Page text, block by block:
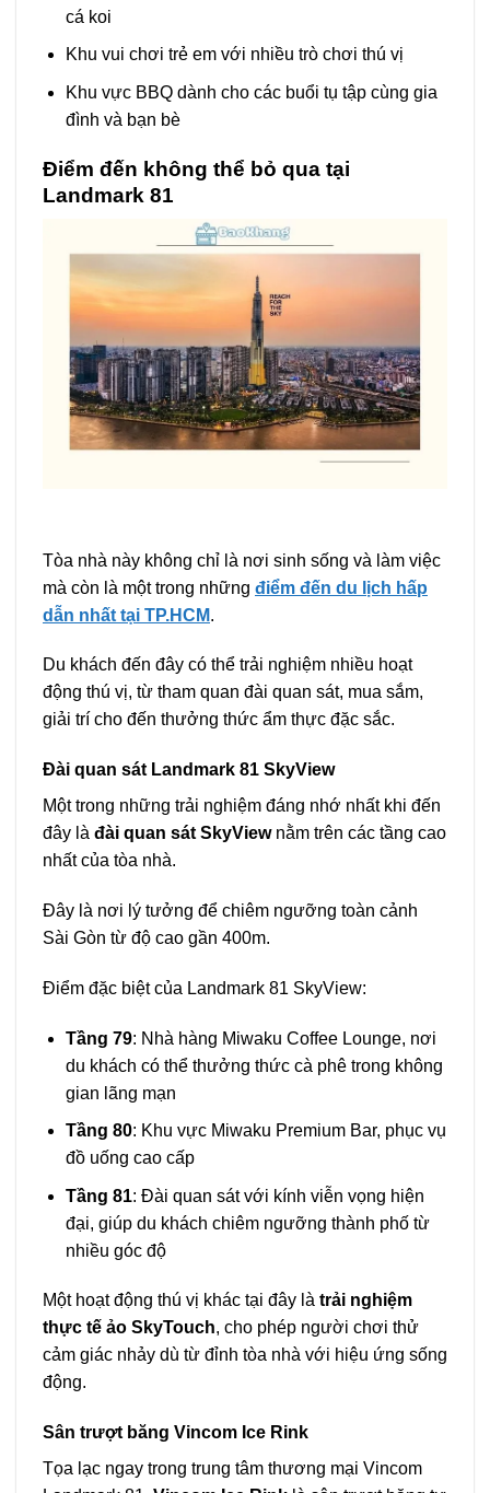
cá koi
Khu vui chơi trẻ em với nhiều trò chơi thú vị
Khu vực BBQ dành cho các buổi tụ tập cùng gia
đình và bạn bè
Điểm đến không thể bỏ qua tại
Landmark 81
Tòa nhà này không chỉ là nơi sinh sống và làm việc
mà còn là một trong những điểm đến du lịch hấp
dẫn nhất tại TP.HCM.
Du khách đến đây có thể trải nghiệm nhiều hoạt
động thú vị, từ tham quan đài quan sát, mua sắm,
giải trí cho đến thưởng thức ẩm thực đặc sắc.
Đài quan sát Landmark 81 SkyView
Một trong những trải nghiệm đáng nhớ nhất khi đến
đây là đài quan sát SkyViewnằm trên các tầng cao
nhất của tòa nhà.
Đây là nơi lý tưởng để chiêm ngưỡng toàn cảnh
Sài Gòn từ độ cao gần 400m.
Điểm đặc biệt của Landmark 81 SkyView:
Tầng 79: Nhà hàng Miwaku Coffee Lounge, nơi
du khách có thể thưởng thức cà phê trong không
gian lãng mạn
Tầng 80: Khu vực Miwaku Premium Bar, phục vụ
đồ uống cao cấp
Tầng 81: Đài quan sát với kính viễn vọng hiện
đại, giúp du khách chiêm ngưỡng thành phố từ
nhiều góc độ
Một hoạt động thú vị khác tại đây là trải nghiệm
thực tế ảo SkyTouch, cho phép người chơi thử
cảm giác nhảy dù từ đỉnh tòa nhà với hiệu ứng sống
động.
Sân trượt băng Vincom Ice Rink
Tọa lạc ngay trong trung tâm thương mại Vincom